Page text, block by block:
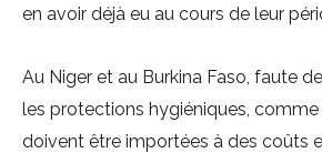
en avoir déjà eu au cours de leur
Au Niger et au Burkina Faso, faute
les protections hygiéniques,
doivent être importées à des coûts